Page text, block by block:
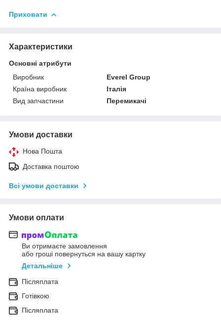
Приховати
Характеристики
Основні атрибути
Виробник
Everel Group
Країна виробник
Італія
Вид запчастини
Перемикачі
Умови доставки
Нова Пошта
Доставка поштою
Всі умови доставки
Умови оплати
Ви отримаєте замовлення
або гроші повернуться на вашу картку
Детальніше
Післяплата
Готівкою
Післяплата